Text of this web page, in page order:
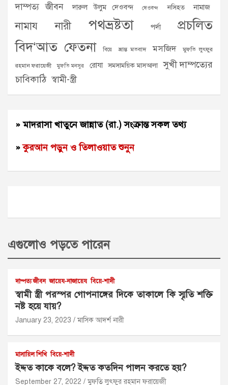
দাম্পত্য জীবন দারুল উলুম দেওবন্দ দেওবন্দ নসিহত নামাজ
নামায নারী পথভ্রষ্টতা পর্দা
প্রচলিত
বিদ‘আত ফেতনা বিয়ে ভ্রান্ত মতবাদ মসজিদ মুফতি লুৎফুর
রহমান ফরায়েজী মুফতি মনসুর রোযা সমসাময়িক মাসআলা
সুখী দাম্পত্যের
চাবিকাঠি স্বামী-স্ত্রী
» মাদরাসা খাতুনে জান্নাত (রা.) সংক্রান্ত সকল তথ্য
» কুরআন পড়ুন ও তিলাওয়াত শুনুন
এগুলোও পড়তে পারেন
দাম্পত্য জীবন জায়েয-নাজায়েয বিয়ে-শাদী
স্বামী স্ত্রী পরস্পর গোপনাঙ্গের দিকে তাকালে কি স্মৃতি শক্তি
নষ্ট হয়ে যায়?
January 23, 2023 মাসিক আদর্শ নারী
মাসায়িল শিখি বিয়ে-শাদী
ইদ্দত কাকে বলে? ইদ্দত কতদিন পালন করতে হয়?
September 27, 2022 মুফতি লুৎফুর রহমান ফরায়েজী